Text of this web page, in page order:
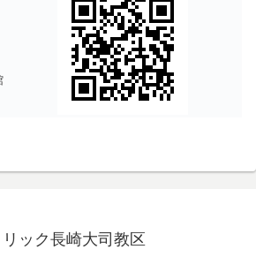
リック長崎大司教区